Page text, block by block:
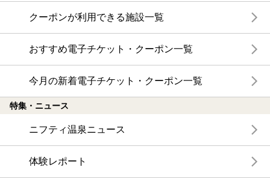
クーポンが利用できる施設一覧
おすすめ電子チケット・クーポン一覧
今月の新着電子チケット・クーポン一覧
特集・ニュース
ニフティ温泉ニュース
体験レポート